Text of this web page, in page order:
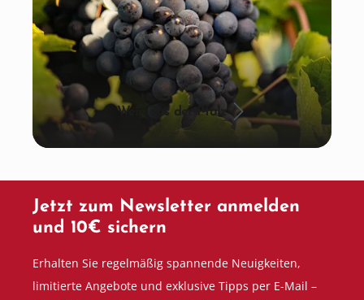
Wein aus der Pfalz
Jetzt zum Newsletter anmelden
und 10€ sichern
Erhalten Sie regelmäßig spannende Neuigkeiten,
limitierte Angebote und exklusive Tipps per E-Mail –